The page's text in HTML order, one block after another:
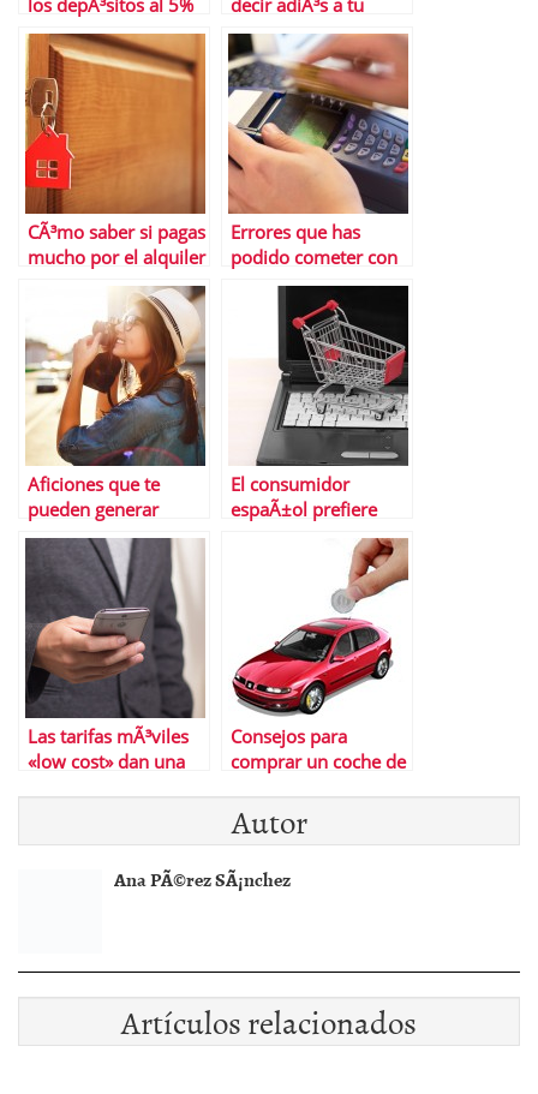
los depÃ³sitos al 5%
de la banca
decir adiÃ³s a tu
tarjeta
CÃ³mo saber si pagas
mucho por el alquiler
Errores que has
podido cometer con
tu tarjeta de crÃ©dito
este verano
Aficiones que te
pueden generar
ingresos
El consumidor
espaÃ±ol prefiere
desplazarse para
hacer la compra
Las tarifas mÃ³viles
«low cost» dan una
Consejos para
comprar un coche de
Autor
Ana PÃ©rez SÃ¡nchez
Artículos relacionados